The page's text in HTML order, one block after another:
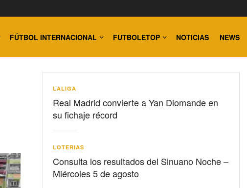
FÚTBOL INTERNACIONAL FUTBOLETOP NOTICIAS NEWS
LALIGA
Real Madrid convierte a Yan Diomande en
su fichaje récord
LOTERIAS
Consulta los resultados del Sinuano Noche –
Miércoles 5 de agosto